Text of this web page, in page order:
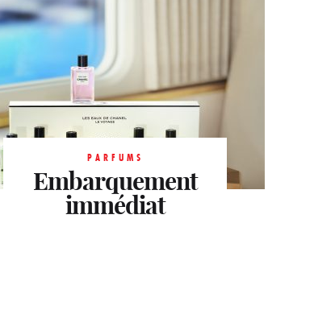
PARFUMS
Embarquement
immédiat
PARFUMS
Inédit
PARFUMS
Subaquatique